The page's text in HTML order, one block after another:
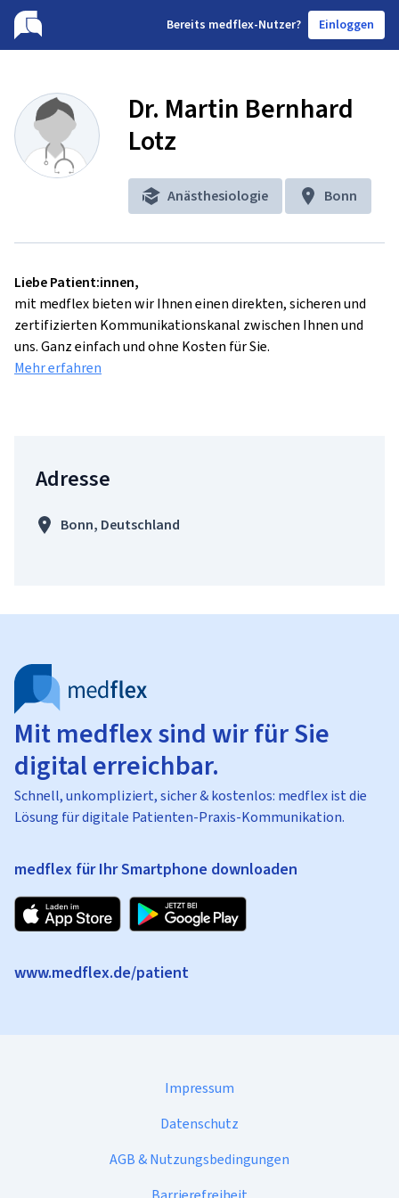
Bereits medflex-Nutzer? Einloggen
Dr. Martin Bernhard
Lotz
Anästhesiologie Bonn
Liebe Patient:innen,
mit medflex bieten wir Ihnen einen direkten, sicheren und
zertifizierten Kommunikationskanal zwischen Ihnen und
uns. Ganz einfach und ohne Kosten für Sie.
Mehr erfahren
Adresse
Bonn, Deutschland
Mit medflex sind wir für Sie
digital erreichbar.
Schnell, unkompliziert, sicher & kostenlos: medflex ist die
Lösung für digitale Patienten-Praxis-Kommunikation.
medflex für Ihr Smartphone downloaden
www.medflex.de/patient
Impressum
Datenschutz
AGB & Nutzungsbedingungen